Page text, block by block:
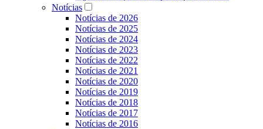
Notícias
Notícias de 2026
Notícias de 2025
Notícias de 2024
Notícias de 2023
Notícias de 2022
Notícias de 2021
Notícias de 2020
Notícias de 2019
Notícias de 2018
Notícias de 2017
Notícias de 2016